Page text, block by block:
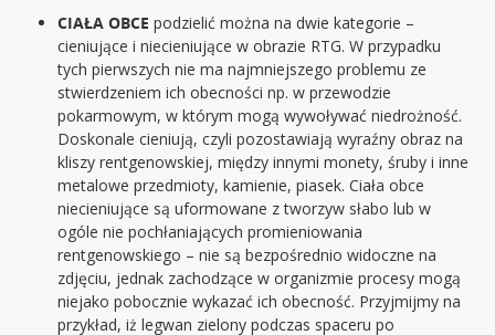
CIAŁA OBCE podzielić można na dwie kategorie –
cieniujące i niecieniujące w obrazie RTG. W przypadku
tych pierwszych nie ma najmniejszego problemu ze
stwierdzeniem ich obecności np. w przewodzie
pokarmowym, w którym mogą wywoływać niedrożność.
Doskonale cieniują, czyli pozostawiają wyraźny obraz na
kliszy rentgenowskiej, między innymi monety, śruby i inne
metalowe przedmioty, kamienie, piasek. Ciała obce
niecieniujące są uformowane z tworzyw słabo lub w
ogóle nie pochłaniających promieniowania
rentgenowskiego – nie są bezpośrednio widoczne na
zdjęciu, jednak zachodzące w organizmie procesy mogą
niejako pobocznie wykazać ich obecność. Przyjmijmy na
przykład, iż legwan zielony podczas spaceru po